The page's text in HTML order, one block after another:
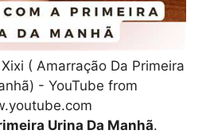
( Amarração Da Primeira
- YouTube from
Urina Da Manhã.